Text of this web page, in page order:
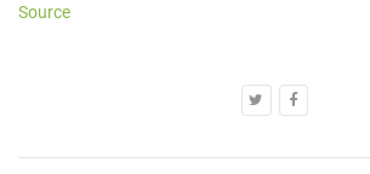
Source